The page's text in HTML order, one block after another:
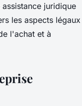
juridique
les aspects légaux
l'achat et à